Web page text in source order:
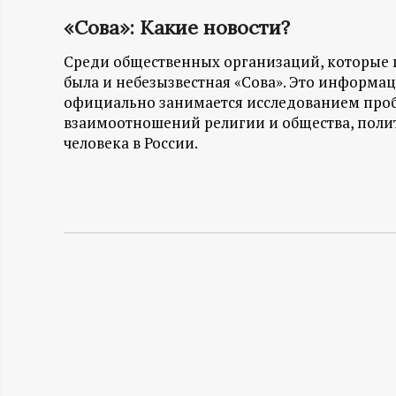
Н
-
и
«Сова»: Какие новости?
Среди общественных организаций, которые
была и небезызвестная «Сова». Это
официально занимается исследованием
взаимоотношений религии и общества,
человека в России.